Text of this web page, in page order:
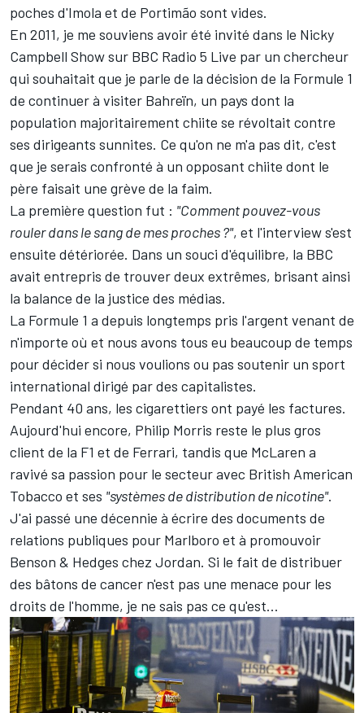
poches d'Imola et de Portimão sont vides.
En 2011, je me souviens avoir été invité dans le Nicky
Campbell Show sur BBC Radio 5 Live par un chercheur
qui souhaitait que je parle de la décision de la Formule 1
de continuer à visiter Bahreïn, un pays dont la
population majoritairement chiite se révoltait contre
ses dirigeants sunnites. Ce qu'on ne m'a pas dit, c'est
que je serais confronté à un opposant chiite dont le
père faisait une grève de la faim.
La première question fut : "Comment pouvez-vous
rouler dans le sang de mes proches ?", et l'interview s'est
ensuite détériorée. Dans un souci d'équilibre, la BBC
avait entrepris de trouver deux extrêmes, brisant ainsi
la balance de la justice des médias.
La Formule 1 a depuis longtemps pris l'argent venant de
n'importe où et nous avons tous eu beaucoup de temps
pour décider si nous voulions ou pas soutenir un sport
international dirigé par des capitalistes.
Pendant 40 ans, les cigarettiers ont payé les factures.
Aujourd'hui encore, Philip Morris reste le plus gros
client de la F1 et de Ferrari, tandis que McLaren a
ravivé sa passion pour le secteur avec British American
Tobacco et ses "systèmes de distribution de nicotine".
J'ai passé une décennie à écrire des documents de
relations publiques pour Marlboro et à promouvoir
Benson & Hedges chez Jordan. Si le fait de distribuer
des bâtons de cancer n'est pas une menace pour les
droits de l'homme, je ne sais pas ce qu'est...